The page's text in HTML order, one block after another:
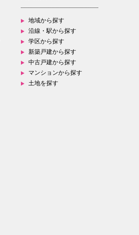
地域から探す
沿線・駅から探す
学区から探す
新築戸建から探す
中古戸建から探す
マンションから探す
土地を探す